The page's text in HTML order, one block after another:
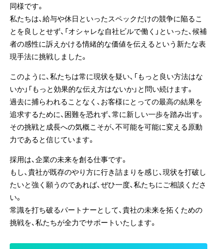
同様です。
私たちは、給与や休日といったスペックだけの競争に陥るこ
とを良しとせず、「オシャレな自社ビルで働く」といった、候補
者の感性に訴えかける情緒的な価値を伝えるという 新たな表
現手法に挑戦しました。
このように、私たちは常に現状を疑い、「もっと良い方法はな
いか」「もっと効果的な伝え方はないか」と問い続けます。
過去に捕らわれることなく、お客様にとっての最高の結果を
追求するために、困難を恐れず、常に新しい一歩を踏み出す。
その挑戦と成長への気概こそが、不可能を可能に変える原動
力であると信じています。
採用は、企業の未来を創る仕事です。
もし、貴社が既存のやり方に行き詰まりを感じ、現状を打破し
たいと強く願うのであれば、ぜひ一度、私たちにご相談くださ
い。
常識を打ち破るパートナーとして、貴社の未来を拓くための
挑戦を、私たちが全力でサポートいたします。